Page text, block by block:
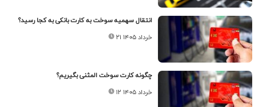
انتقال سهمیه سوخت به کارت بانکی به کجا رسید؟
۲۱ خرداد ۱۴۰۵
چگونه کارت سوخت المثنی بگیریم؟
۱۲ خرداد ۱۴۰۵